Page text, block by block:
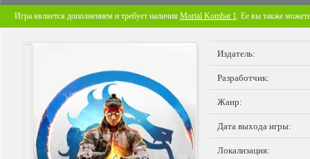
Игра является дополнением и требует наличия Mortal Kombat 1. Ее вы также
Издатель:
Разработчик:
Жанр:
Дата выхода игры:
Локализация: